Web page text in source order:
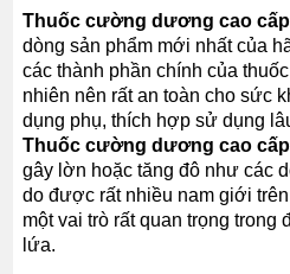
Thuốc cường dương cao cấp
dòng sản phẩm mới nhất của
các thành phần chính của
nhiên nên rất an toàn cho sức
dụng phụ, thích hợp sử dụng
Thuốc cường dương cao cấp
gây lờn hoặc tăng đô như các
do được rất nhiều nam giới
một vai trò rất quan trọng trong
lứa.